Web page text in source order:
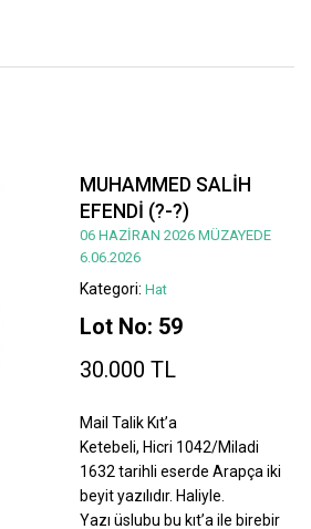
MUHAMMED SALİH
EFENDİ (?-?)
06 HAZİRAN 2026 MÜZAYEDE
6.06.2026
Kategori: Hat
Lot No: 59
30.000 TL
Mail Talik Kıt’a
Ketebeli, Hicri 1042/Miladi
1632 tarihli eserde Arapça iki
beyit yazılıdır. Haliyle.
Yazı üslubu bu kıt’a ile birebir